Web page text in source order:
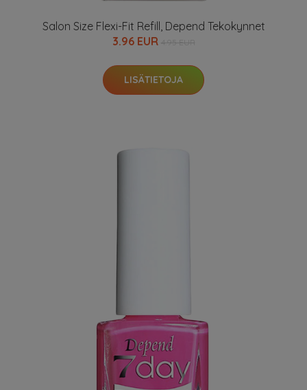
Salon Size Flexi-Fit Refill, Depend Tekokynnet
3.96 EUR
LISÄTIETOJA